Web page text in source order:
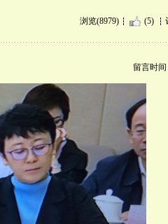
浏览(8979) (5)
留言时间